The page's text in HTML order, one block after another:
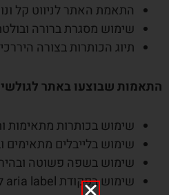
התאמת האתר לניווט קל
שימוש מסגרת ברורה
תיוג הכותרות בצורה
התאמות שבוצעו באתר
שימוש בכותרות מתאימות
שימוש בלייבלים
שימוש בשפה פשוטה
שימוש בפקודת aria label להתאמת המידע המופיע באתר לתוכנה להקראת מסך.